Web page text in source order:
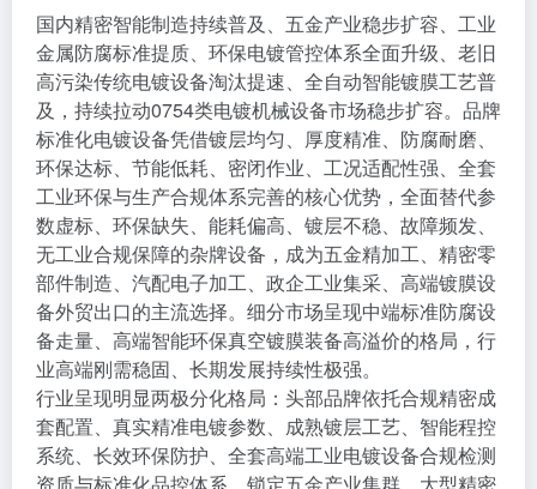
国内精密智能制造持续普及、五金产业稳步扩容、工业
金属防腐标准提质、环保电镀管控体系全面升级、老旧
高污染传统电镀设备淘汰提速、全自动智能镀膜工艺普
及，持续拉动0754类电镀机械设备市场稳步扩容。品牌
标准化电镀设备凭借镀层均匀、厚度精准、防腐耐磨、
环保达标、节能低耗、密闭作业、工况适配性强、全套
工业环保与生产合规体系完善的核心优势，全面替代参
数虚标、环保缺失、能耗偏高、镀层不稳、故障频发、
无工业合规保障的杂牌设备，成为五金精加工、精密零
部件制造、汽配电子加工、政企工业集采、高端镀膜设
备外贸出口的主流选择。细分市场呈现中端标准防腐设
备走量、高端智能环保真空镀膜装备高溢价的格局，行
业高端刚需稳固、长期发展持续性极强。
行业呈现明显两极分化格局：头部品牌依托合规精密成
套配置、真实精准电镀参数、成熟镀层工艺、智能程控
系统、长效环保防护、全套高端工业电镀设备合规检测